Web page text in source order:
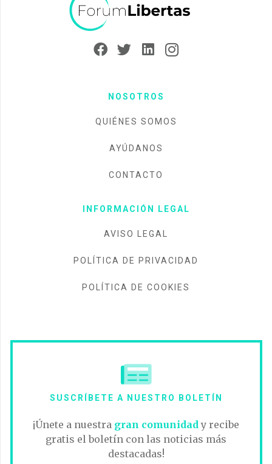
NOSOTROS
QUIÉNES SOMOS
AYÚDANOS
CONTACTO
INFORMACIÓN LEGAL
AVISO LEGAL
POLÍTICA DE PRIVACIDAD
POLÍTICA DE COOKIES
SUSCRÍBETE A NUESTRO BOLETÍN
¡Únete a nuestra gran comunidad y recibe
gratis el boletín con las noticias más
destacadas!